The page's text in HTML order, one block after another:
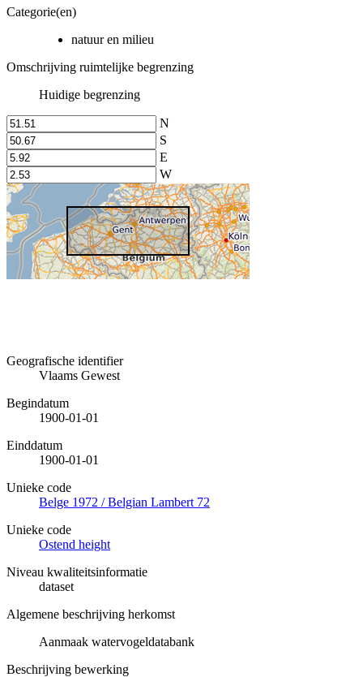
Categorie(en)
natuur en milieu
Omschrijving ruimtelijke begrenzing
Huidige begrenzing
N
S
E
W
Geografische identifier
Vlaams Gewest
Begindatum
1900-01-01
Einddatum
1900-01-01
Unieke code
Belge 1972 / Belgian Lambert 72
Unieke code
Ostend height
Niveau kwaliteitsinformatie
dataset
Algemene beschrijving herkomst
Aanmaak watervogeldatabank
Beschrijving bewerking